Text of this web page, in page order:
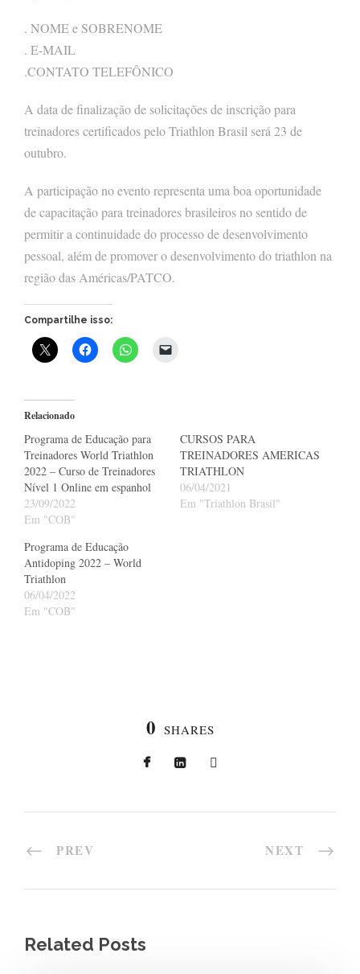
. NOME e SOBRENOME
. E-MAIL
.CONTATO TELEFÔNICO
A data de finalização de solicitações de inscrição para
treinadores certificados pelo Triathlon Brasil será 23 de
outubro.
A participação no evento representa uma boa oportunidade
de capacitação para treinadores brasileiros no sentido de
permitir a continuidade do processo de desenvolvimento
pessoal, além de promover o desenvolvimento do triathlon na
região das Américas/PATCO.
Compartilhe isso:
Relacionado
Programa de Educação para
Treinadores World Triathlon
2022 – Curso de Treinadores
Nível 1 Online em espanhol
23/09/2022
Em "COB"
CURSOS PARA
TREINADORES AMERICAS
TRIATHLON
06/04/2021
Em "Triathlon Brasil"
Programa de Educação
Antidoping 2022 – World
Triathlon
06/04/2022
Em "COB"
0 SHARES
PREV NEXT
Related Posts